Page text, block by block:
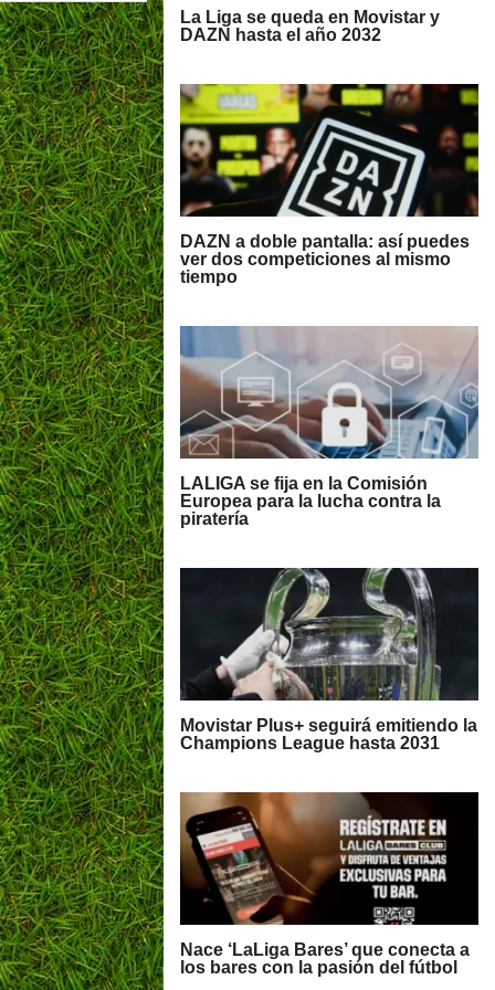
La Liga se queda en Movistar y
DAZN hasta el año 2032
DAZN a doble pantalla: así puedes
ver dos competiciones al mismo
tiempo
LALIGA se fija en la Comisión
Europea para la lucha contra la
piratería
Movistar Plus+ seguirá emitiendo la
Champions League hasta 2031
Nace ‘LaLiga Bares’ que conecta a
los bares con la pasión del fútbol